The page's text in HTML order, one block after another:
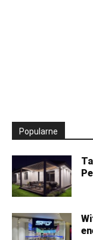
Popularne